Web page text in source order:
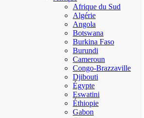
Afrique du Sud
Algérie
Angola
Botswana
Burkina Faso
Burundi
Cameroun
Congo-Brazzaville
Djibouti
Égypte
Eswatini
Éthiopie
Gabon